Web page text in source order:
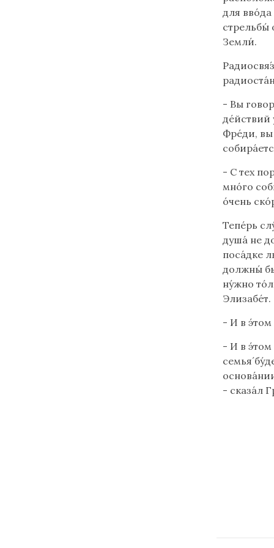
для
стрельбы́
Земли́.
- Вы
де́йствий
Фре́ди, вы
- С тех
мно́го
о́чень
Тепе́рь
душа́ не
поса́дке
должны́
ну́жно
Элизабе́т.
- И в э́том
- И в э́том
семья́
- сказа́л